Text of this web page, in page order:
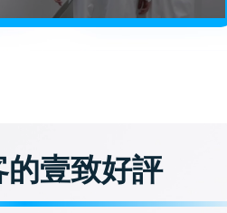
的壹致好評